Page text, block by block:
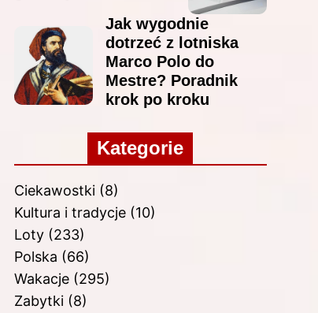
Jak wygodnie
dotrzeć z lotniska
Marco Polo do
Mestre? Poradnik
krok po kroku
Kategorie
Ciekawostki(8)
Kultura i tradycje(10)
Loty(233)
Polska (66)
Wakacje(295)
Zabytki(8)